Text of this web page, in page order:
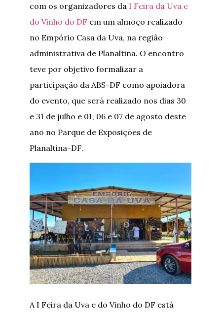
com os organizadores da I Feira da Uva e
do Vinho do DF em um almoço realizado
no Empório Casa da Uva, na região
administrativa de Planaltina. O encontro
teve por objetivo formalizar a
participação da ABS-DF como apoiadora
do evento, que será realizado nos dias 30
e 31 de julho e 01, 06 e 07 de agosto deste
ano no Parque de Exposições de
Planaltina-DF.
A I Feira da Uva e do Vinho do DF está